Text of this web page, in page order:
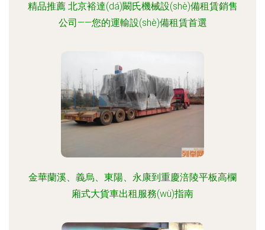
精品推薦 北京裕達(dá)闞氏機械設(shè)備租賃銷售
公司——您的運輸設(shè)備租賃首選
金華蘭溪、義烏、東陽、永康到重慶涪陵平板高欄
廂式大貨車出租服務(wù)指南